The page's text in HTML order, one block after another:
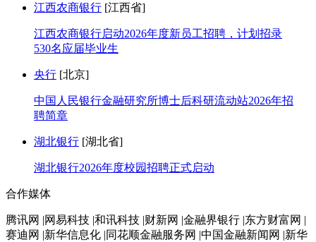
江西农商银行 [江西省]
江西农商银行启动2026年度新员工招聘，计划招录
530名应届毕业生
央行 [北京]
中国人民银行金融研究所博士后科研流动站2026年招
聘简章
湖北银行 [湖北省]
湖北银行2026年度校园招聘正式启动
合作媒体
腾讯网 |网易科技 |和讯科技 |财新网 |金融界银行 |东方财富网 |
赛迪网 |新华信息化 |同花顺金融服务网 |中国金融新闻网 |新华